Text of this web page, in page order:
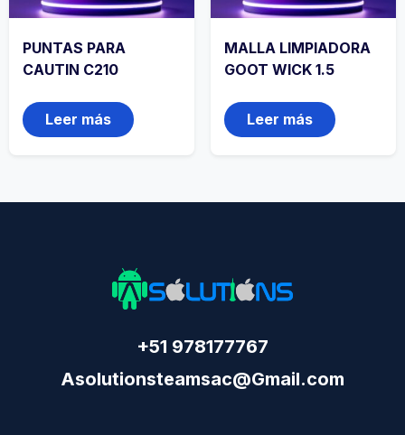
PUNTAS PARA
CAUTIN C210
Leer más
MALLA LIMPIADORA
GOOT WICK 1.5
Leer más
+51 978177767
Asolutionsteamsac@Gmail.com